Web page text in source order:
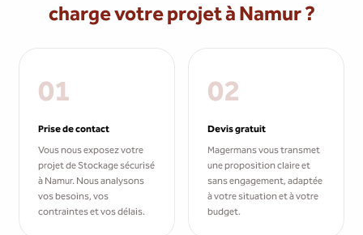
charge votre projet à Namur ?
01
Prise de contact
Vous nous exposez votre
projet de Stockage sécurisé
à Namur. Nous analysons
vos besoins, vos
contraintes et vos délais.
02
Devis gratuit
Magermans vous transmet
une proposition claire et
sans engagement, adaptée
à votre situation et à votre
budget.